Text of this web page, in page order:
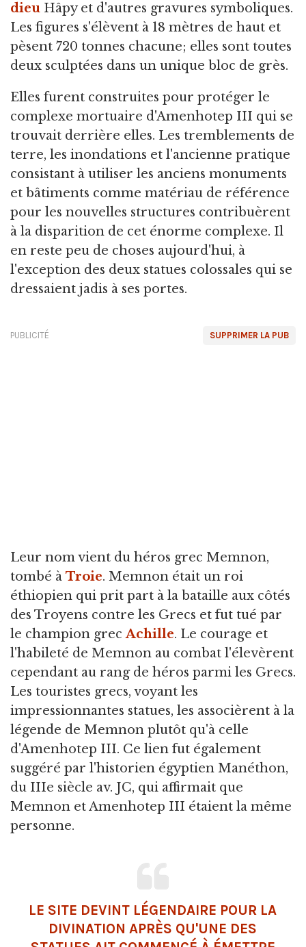
dieu Hâpy et d'autres gravures symboliques.
Les figures s'élèvent à 18 mètres de haut et
pèsent 720 tonnes chacune; elles sont toutes
deux sculptées dans un unique bloc de grès.
Elles furent construites pour protéger le
complexe mortuaire d'Amenhotep III qui se
trouvait derrière elles. Les tremblements de
terre, les inondations et l'ancienne pratique
consistant à utiliser les anciens monuments
et bâtiments comme matériau de référence
pour les nouvelles structures contribuèrent
à la disparition de cet énorme complexe. Il
en reste peu de choses aujourd'hui, à
l'exception des deux statues colossales qui se
dressaient jadis à ses portes.
SUPPRIMER LA PUB
PUBLICITÉ
Leur nom vient du héros grec Memnon,
tombé à Troie. Memnon était un roi
éthiopien qui prit part à la bataille aux côtés
des Troyens contre les Grecs et fut tué par
le champion grecAchille. Le courage et
l'habileté de Memnon au combat l'élevèrent
cependant au rang de héros parmi les Grecs.
Les touristes grecs, voyant les
impressionnantes statues, les associèrent à la
légende de Memnon plutôt qu'à celle
d'Amenhotep III. Ce lien fut également
suggéré par l'historien égyptien Manéthon,
du IIIe siècle av. JC, qui affirmait que
Memnon et Amenhotep III étaient la même
personne.
LE SITE DEVINT LÉGENDAIRE POUR LA
DIVINATION APRÈS QU'UNE DES